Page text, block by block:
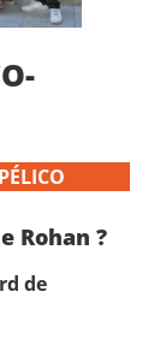
Rohan ?
de